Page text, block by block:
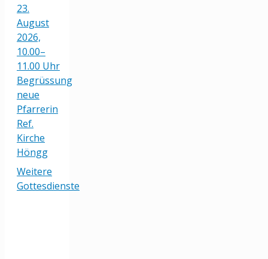
23.
August
2026,
10.00–
11.00 Uhr
Begrüssung
neue
Pfarrerin
Ref.
Kirche
Höngg
Weitere
Gottesdienste